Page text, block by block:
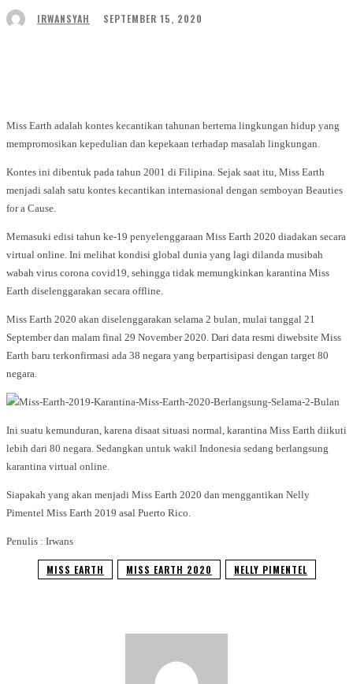
IRWANSYAH SEPTEMBER 15, 2020
Miss Earth adalah kontes kecantikan tahunan bertema lingkungan hidup yang
mempromosikan kepedulian dan kepekaan terhadap masalah lingkungan.
Kontes ini dibentuk pada tahun 2001 di Filipina. Sejak saat itu, Miss Earth
menjadi salah satu kontes kecantikan internasional dengan semboyan Beauties
for a Cause.
Memasuki edisi tahun ke-19 penyelenggaraan Miss Earth 2020 diadakan secara
virtual online. Ini melihat kondisi global dunia yang lagi dilanda musibah
wabah virus corona covid19, sehingga tidak memungkinkan karantina Miss
Earth diselenggarakan secara offline.
Miss Earth 2020 akan diselenggarakan selama 2 bulan, mulai tanggal 21
September dan malam final 29 November 2020. Dari data resmi diwebsite Miss
Earth baru terkonfirmasi ada 38 negara yang berpartisipasi dengan target 80
negara.
Ini suatu kemunduran, karena disaat situasi normal, karantina Miss Earth diikuti
lebih dari 80 negara. Sedangkan untuk wakil Indonesia sedang berlangsung
karantina virtual online.
Siapakah yang akan menjadi Miss Earth 2020 dan menggantikan Nelly
Pimentel Miss Earth 2019 asal Puerto Rico.
Penulis : Irwans
MISS EARTH MISS EARTH 2020 NELLY PIMENTEL